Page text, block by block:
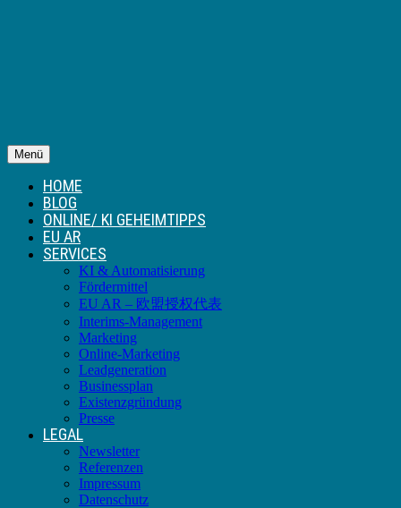
Menü
HOME
BLOG
ONLINE/ KI GEHEIMTIPPS
EU AR
SERVICES
KI & Automatisierung
Fördermittel
EU AR – 欧盟授权代表
Interims-Management
Marketing
Online-Marketing
Leadgeneration
Businessplan
Existenzgründung
Presse
LEGAL
Newsletter
Referenzen
Impressum
Datenschutz